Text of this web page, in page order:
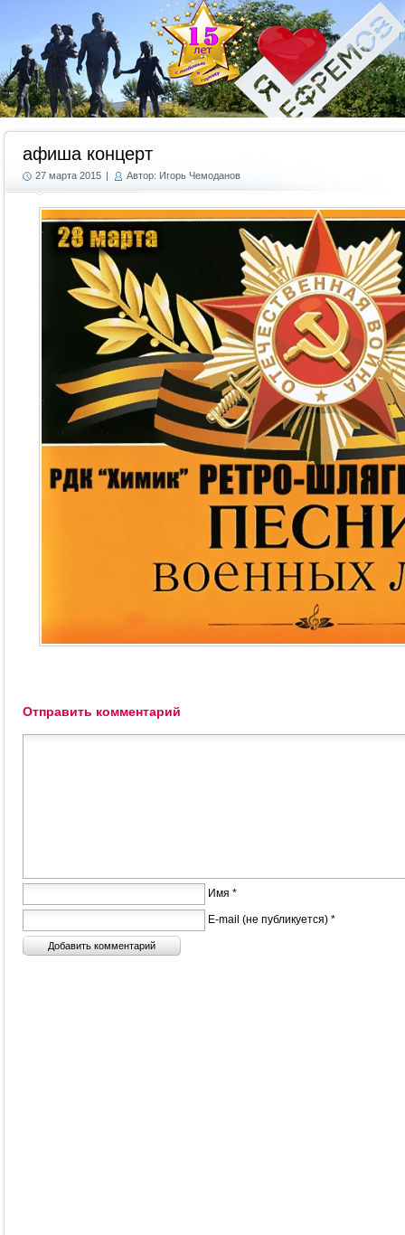
афиша концерт
27 марта 2015 | Автор: Игорь Чемоданов
Отправить комментарий
Имя *
E-mail (не публикуется) *